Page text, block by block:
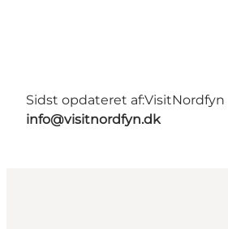
Sidst opdateret af:VisitNordfyn
info@visitnordfyn.dk